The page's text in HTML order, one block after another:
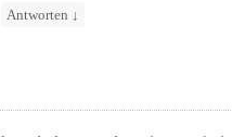
Antworten ↓